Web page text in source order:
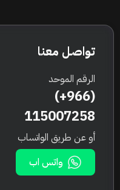
تواصل معنا
الرقم الموحد
(+966)
115007258
أو عن طريق الواتساب
واتس اب